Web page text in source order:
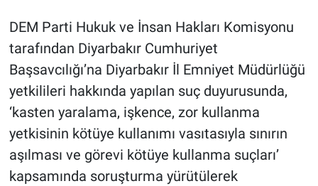
DEM Parti Hukuk ve İnsan Hakları Komisyonu
tarafından Diyarbakır Cumhuriyet
Başsavcılığı’na Diyarbakır İl Emniyet Müdürlüğü
yetkilileri hakkında yapılan suç duyurusunda,
‘kasten yaralama, işkence, zor kullanma
yetkisinin kötüye kullanımı vasıtasıyla sınırın
aşılması ve görevi kötüye kullanma suçları’
kapsamında soruşturma yürütülerek
Gündem Özel
Günün görüntüsü
Haber
İlan
Kimdir